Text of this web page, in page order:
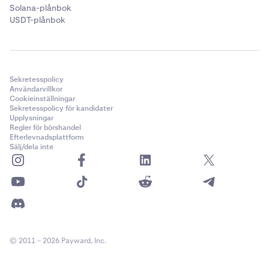
Solana-plånbok
USDT-plånbok
Sekretesspolicy
Användarvillkor
Cookieinställningar
Sekretesspolicy för kandidater
Upplysningar
Regler för börshandel
Efterlevnadsplattform
Sälj/dela inte
© 2011 – 2026 Payward, Inc.